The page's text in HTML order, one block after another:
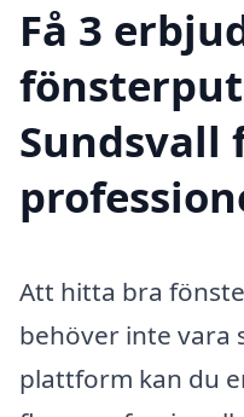
Få 3
Sundsvall
Att hitta bra
behöver inte vara
plattform kan du